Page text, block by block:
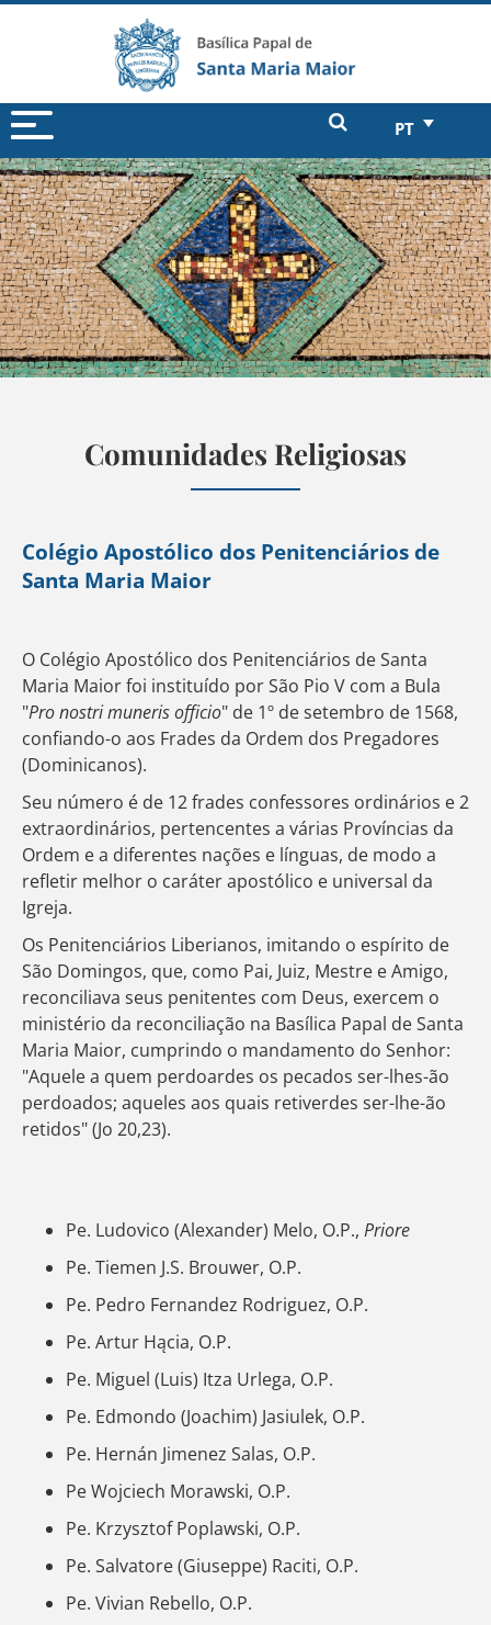
PT
Comunidades Religiosas
Colégio Apostólico dos Penitenciários de
Santa Maria Maior
O Colégio Apostólico dos Penitenciários de Santa
Maria Maior foi instituído por São Pio V com a Bula
"Pro nostri muneris officio" de 1º de setembro de 1568,
confiando-o aos Frades da Ordem dos Pregadores
(Dominicanos).
Seu número é de 12 frades confessores ordinários e 2
extraordinários, pertencentes a várias Províncias da
Ordem e a diferentes nações e línguas, de modo a
refletir melhor o caráter apostólico e universal da
Igreja.
Os Penitenciários Liberianos, imitando o espírito de
São Domingos, que, como Pai, Juiz, Mestre e Amigo,
reconciliava seus penitentes com Deus, exercem o
ministério da reconciliação na Basílica Papal de Santa
Maria Maior, cumprindo o mandamento do Senhor:
"Aquele a quem perdoardes os pecados ser-lhes-ão
perdoados; aqueles aos quais retiverdes ser-lhe-ão
retidos" (Jo 20,23).
Pe. Ludovico (Alexander) Melo, O.P., Priore
Pe. Tiemen J.S. Brouwer, O.P.
Pe. Pedro Fernandez Rodriguez, O.P.
Pe. Artur Hącia, O.P.
Pe. Miguel (Luis) Itza Urlega, O.P.
Pe. Edmondo (Joachim) Jasiulek, O.P.
Pe. Hernán Jimenez Salas, O.P.
Pe Wojciech Morawski, O.P.
Pe. Krzysztof Poplawski, O.P.
Pe. Salvatore (Giuseppe) Raciti, O.P.
Pe. Vivian Rebello, O.P.